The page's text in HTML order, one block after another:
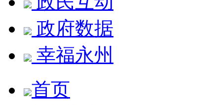
政府数据
幸福永州
首页